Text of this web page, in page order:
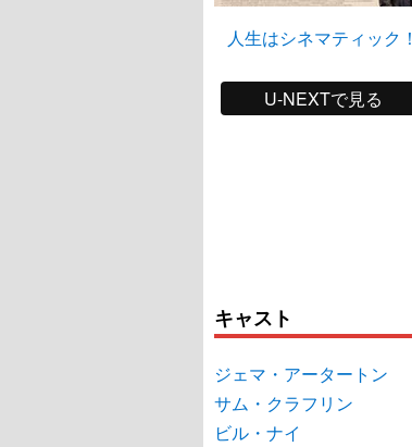
人生はシネマティック！
U-NEXTで見る
キャスト
ジェマ・アータートン
サム・クラフリン
ビル・ナイ